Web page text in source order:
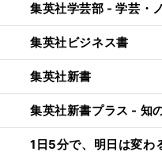
集英社学芸部 - 学芸・
集英社ビジネス書
集英社新書
集英社新書プラス - 知
1日5分で、明日は変